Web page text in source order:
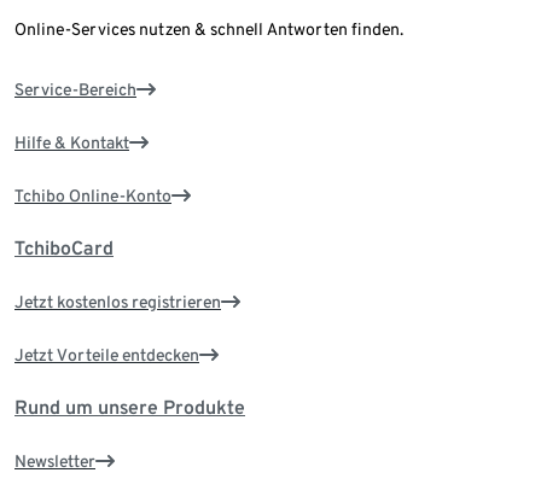
Online-Services nutzen & schnell Antworten finden.
Service-Bereich
Hilfe & Kontakt
Tchibo Online-Konto
TchiboCard
Jetzt kostenlos registrieren
Jetzt Vorteile entdecken
Rund um unsere Produkte
Newsletter